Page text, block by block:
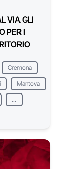
VIA GLI
PER I
Cremona
Mantova
...